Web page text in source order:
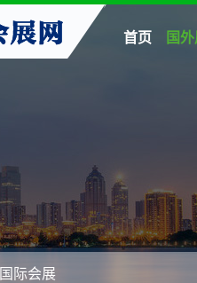
首页 国
国际会展